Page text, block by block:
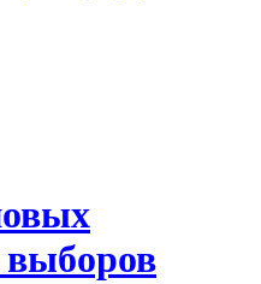
выборов